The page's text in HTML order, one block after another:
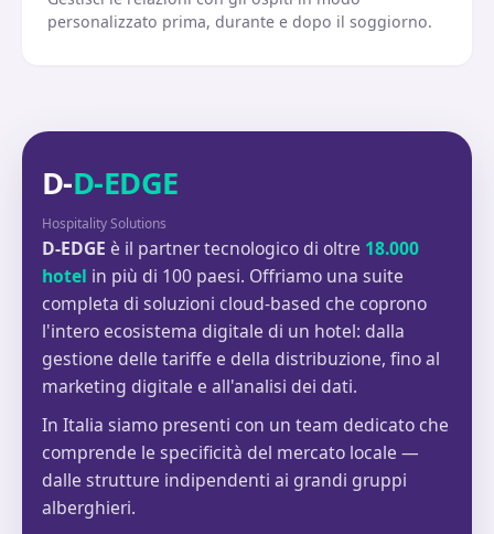
personalizzato prima, durante e dopo il soggiorno.
D-D-EDGE
Hospitality Solutions
D-EDGE è il partner tecnologico di oltre 18.000
hotel in più di 100 paesi. Offriamo una suite
completa di soluzioni cloud-based che coprono
l'intero ecosistema digitale di un hotel: dalla
gestione delle tariffe e della distribuzione, fino al
marketing digitale e all'analisi dei dati.
In Italia siamo presenti con un team dedicato che
comprende le specificità del mercato locale —
dalle strutture indipendenti ai grandi gruppi
alberghieri.